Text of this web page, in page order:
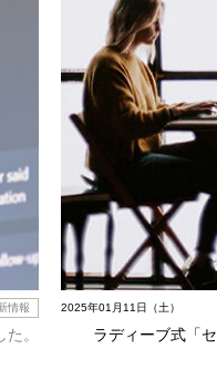
情報
。
2025年01月11日（土）
ラディーブ式「